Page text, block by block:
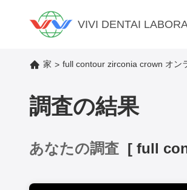
VIVI DENTAI
家 > full contour zirconia crown オン
調査の結果
あなたの調査 [ full